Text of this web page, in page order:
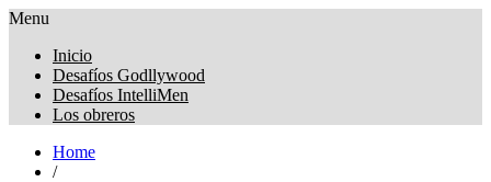
Obreros Universal
Menu
Inicio
Desafíos Godllywood
Desafíos IntelliMen
Los obreros
Home
/